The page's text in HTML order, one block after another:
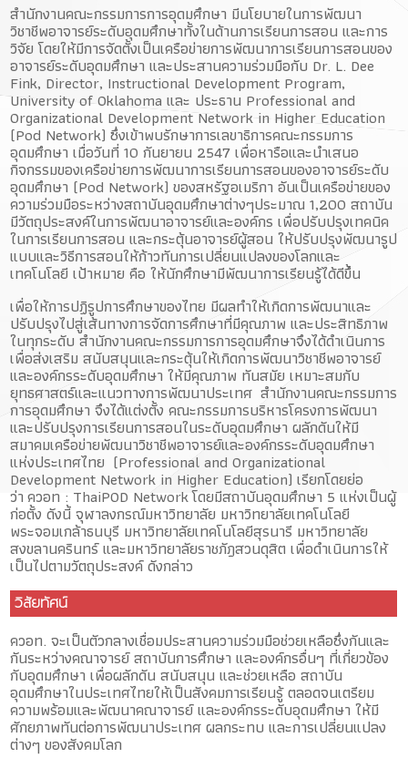
สำนักงานคณะกรรมการการอุดมศึกษา มีนโยบายในการพัฒนา
วิชาชีพอาจารย์ระดับอุดมศึกษาทั้งในด้านการเรียนการสอน และการ
วิจัย โดยให้มีการจัดตั้งเป็นเครือข่ายการพัฒนาการเรียนการสอนของ
อาจารย์ระดับอุดมศึกษา และประสานความร่วมมือกับ Dr. L. Dee
Fink, Director, Instructional Development Program,
University of Oklahoma และ ประธาน Professional and
Organizational Development Network in Higher Education
(Pod Network) ซึ่งเข้าพบรักษาการเลขาธิการคณะกรรมการ
อุดมศึกษา เมื่อวันที่ 10 กันยายน 2547 เพื่อหารือและนำเสนอ
กิจกรรมของเครือข่ายการพัฒนาการเรียนการสอนของอาจารย์ระดับ
อุดมศึกษา (Pod Network) ของสหรัฐอเมริกา อันเป็นเครือข่ายของ
ความร่วมมือระหว่างสถาบันอุดมศึกษาต่างๆประมาณ 1,200 สถาบัน
มีวัตถุประสงค์ในการพัฒนาอาจารย์และองค์กร เพื่อปรับปรุงเทคนิค
ในการเรียนการสอน และกระตุ้นอาจารย์ผู้สอน ให้ปรับปรุงพัฒนารูป
แบบและวิธีการสอนให้ก้าวทันการเปลี่ยนแปลงของโลกและ
เทคโนโลยี เป้าหมาย คือ ให้นักศึกษามีพัฒนาการเรียนรู้ได้ดีขึ้น
เพื่อให้การปฏิรูปการศึกษาของไทย มีผลทำให้เกิดการพัฒนาและ
ปรับปรุงไปสู่เส้นทางการจัดการศึกษาที่มีคุณภาพ และประสิทธิภาพ
ในทุกระดับ สำนักงานคณะกรรมการการอุดมศึกษาจึงได้ดำเนินการ
เพื่อส่งเสริม สนับสนุนและกระตุ้นให้เกิดการพัฒนาวิชาชีพอาจารย์
และองค์กรระดับอุดมศึกษา ให้มีคุณภาพ ทันสมัย เหมาะสมกับ
ยุทธศาสตร์และแนวทางการพัฒนาประเทศ สำนักงานคณะกรรมการ
การอุดมศึกษา จึงได้แต่งตั้ง คณะกรรมการบริหารโครงการพัฒนา
และปรับปรุงการเรียนการสอนในระดับอุดมศึกษา ผลักดันให้มี
สมาคมเครือข่ายพัฒนาวิชาชีพอาจารย์และองค์กรระดับอุดมศึกษา
แห่งประเทศไทย (Professional and Organizational
Development Network in Higher Education) เรียกโดยย่อ
ว่า ควอท : ThaiPOD Network โดยมีสถาบันอุดมศึกษา 5 แห่งเป็นผู้
ก่อตั้ง ดังนี้ จุฬาลงกรณ์มหาวิทยาลัย มหาวิทยาลัยเทคโนโลยี
พระจอมเกล้าธนบุรี มหาวิทยาลัยเทคโนโลยีสุรนารี มหาวิทยาลัย
สงขลานครินทร์ และมหาวิทยาลัยราชภัฎสวนดุสิต เพื่อดำเนินการให้
เป็นไปตามวัตถุประสงค์ ดังกล่าว
วิสัยทัศน์
ควอท. จะเป็นตัวกลางเชื่อมประสานความร่วมมือช่วยเหลือซึ่งกันและ
กันระหว่างคณาจารย์ สถาบันการศึกษา และองค์กรอื่นๆ ที่เกี่ยวข้อง
กับอุดมศึกษา เพื่อผลักดัน สนับสนุน และช่วยเหลือ สถาบัน
อุดมศึกษาในประเทศไทยให้เป็นสังคมการเรียนรู้ ตลอดจนเตรียม
ความพร้อมและพัฒนาคณาจารย์ และองค์กรระดับอุดมศึกษา ให้มี
ศักยภาพทันต่อการพัฒนาประเทศ ผลกระทบ และการเปลี่ยนแปลง
ต่างๆ ของสังคมโลก